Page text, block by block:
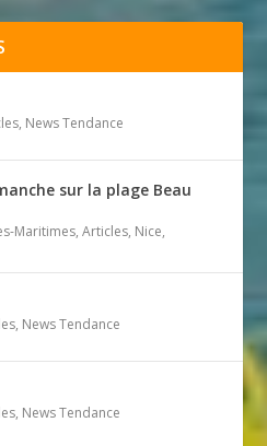
, News Tendance
sur la plage Beau
Maritimes,Articles, Nice,
, News Tendance
, News Tendance